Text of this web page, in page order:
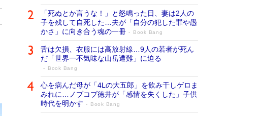
「死ぬとか言うな！」と怒鳴った日、妻は2人の
子を残して自死した…夫が「自分の犯した罪や愚
かさ」に向き合う魂の一冊
Book Bang
舌は欠損、衣服には高放射線…9人の若者が死ん
だ「世界一不気味な山岳遭難」に迫る
Book Bang
心を病んだ母が「4Lの大五郎」を飲み干しゲロま
みれに…ノブコブ徳井が「感情を失くした」子供
時代を明かす
Book Bang